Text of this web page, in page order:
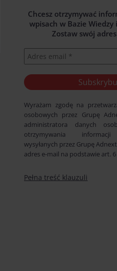
Chcesz otrzymywać
wpisach w Bazie Wiedzy
Zostaw swój
Wyrażam zgodę na
osobowych przez Grupę
administratora danych
otrzymywania informacji
wysyłanych przez Grupę
adres e-mail na podstawie art. 6
Pełna treść klauzuli